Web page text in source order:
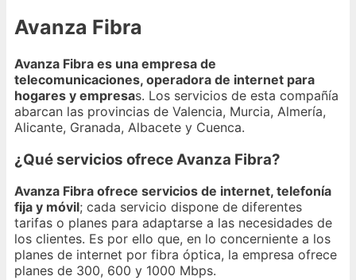
Avanza Fibra
Avanza Fibra es una empresa de
telecomunicaciones, operadora de internet para
hogares y empresas. Los servicios de esta compañía
abarcan las provincias de Valencia, Murcia, Almería,
Alicante, Granada, Albacete y Cuenca.
¿Qué servicios ofrece Avanza Fibra?
Avanza Fibra ofrece servicios de internet, telefonía
fija y móvil; cada servicio dispone de diferentes
tarifas o planes para adaptarse a las necesidades de
los clientes. Es por ello que, en lo concerniente a los
planes de internet por fibra óptica, la empresa ofrece
planes de 300, 600 y 1000 Mbps.